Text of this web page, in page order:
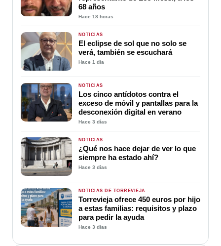
68 años
Hace 18 horas
NOTICIAS
El eclipse de sol que no solo se
verá, también se escuchará
Hace 1 día
NOTICIAS
Los cinco antídotos contra el
exceso de móvil y pantallas para la
desconexión digital en verano
Hace 3 días
NOTICIAS
¿Qué nos hace dejar de ver lo que
siempre ha estado ahí?
Hace 3 días
NOTICIAS DE TORREVIEJA
Torrevieja ofrece 450 euros por hijo
a estas familias: requisitos y plazo
para pedir la ayuda
Hace 3 días